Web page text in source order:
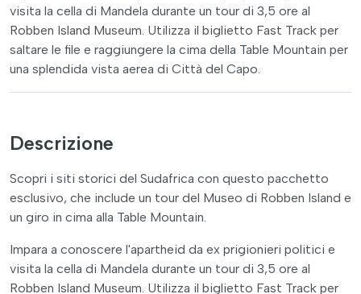
visita la cella di Mandela durante un tour di 3,5 ore al
Robben Island Museum. Utilizza il biglietto Fast Track per
saltare le file e raggiungere la cima della Table Mountain per
una splendida vista aerea di Città del Capo.
Descrizione
Scopri i siti storici del Sudafrica con questo pacchetto
esclusivo, che include un tour del Museo di Robben Island e
un giro in cima alla Table Mountain.
Impara a conoscere l'apartheid da ex prigionieri politici e
visita la cella di Mandela durante un tour di 3,5 ore al
Robben Island Museum. Utilizza il biglietto Fast Track per